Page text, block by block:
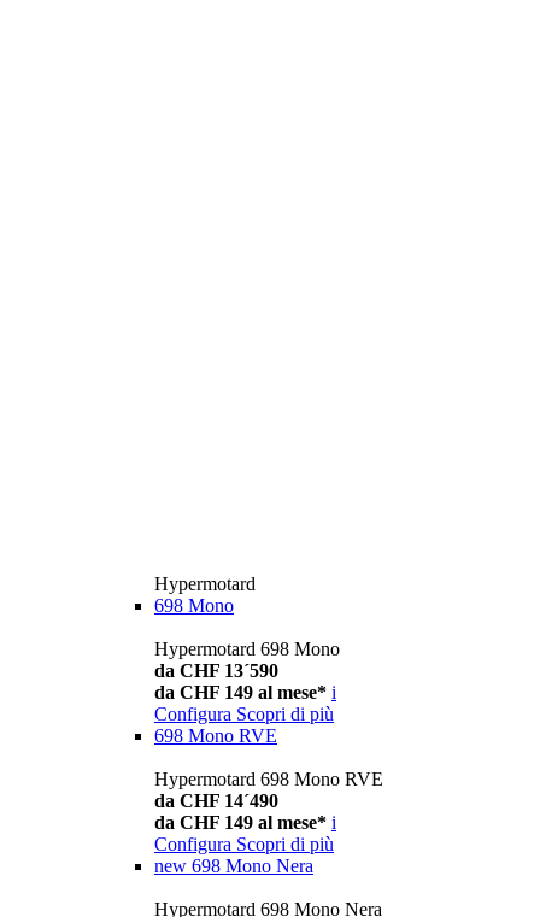
Hypermotard
698 Mono
Hypermotard 698 Mono
da CHF 13´590
da CHF 149 al mese* i
Configura Scopri di più
698 Mono RVE
Hypermotard 698 Mono RVE
da CHF 14´490
da CHF 149 al mese* i
Configura Scopri di più
new 698 Mono Nera
Hypermotard 698 Mono Nera